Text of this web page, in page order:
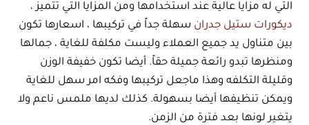
التي له مزايا عالية عند استخدامها ومن المزايا التي تتميز ،
ديكورات ستيل جدران سهلة جداً في تركيبها ، اسعارها تكون
بين متناول يد جميع العملاء وليست مكلفة للغاية ، جمالها
ومنظرها تبدو رائعة جميلة حقاً. أيضا تكون خفيفة الوزن
وقليلة التكلفه وهذا ماجعل تركيبها وفكه امر سهل للغاية
ويمكن تنظيفها أيضا بسهولة. كذلك لديها ملمس ناعم ولا
يتغير لونها بعد فترة من الزمن.